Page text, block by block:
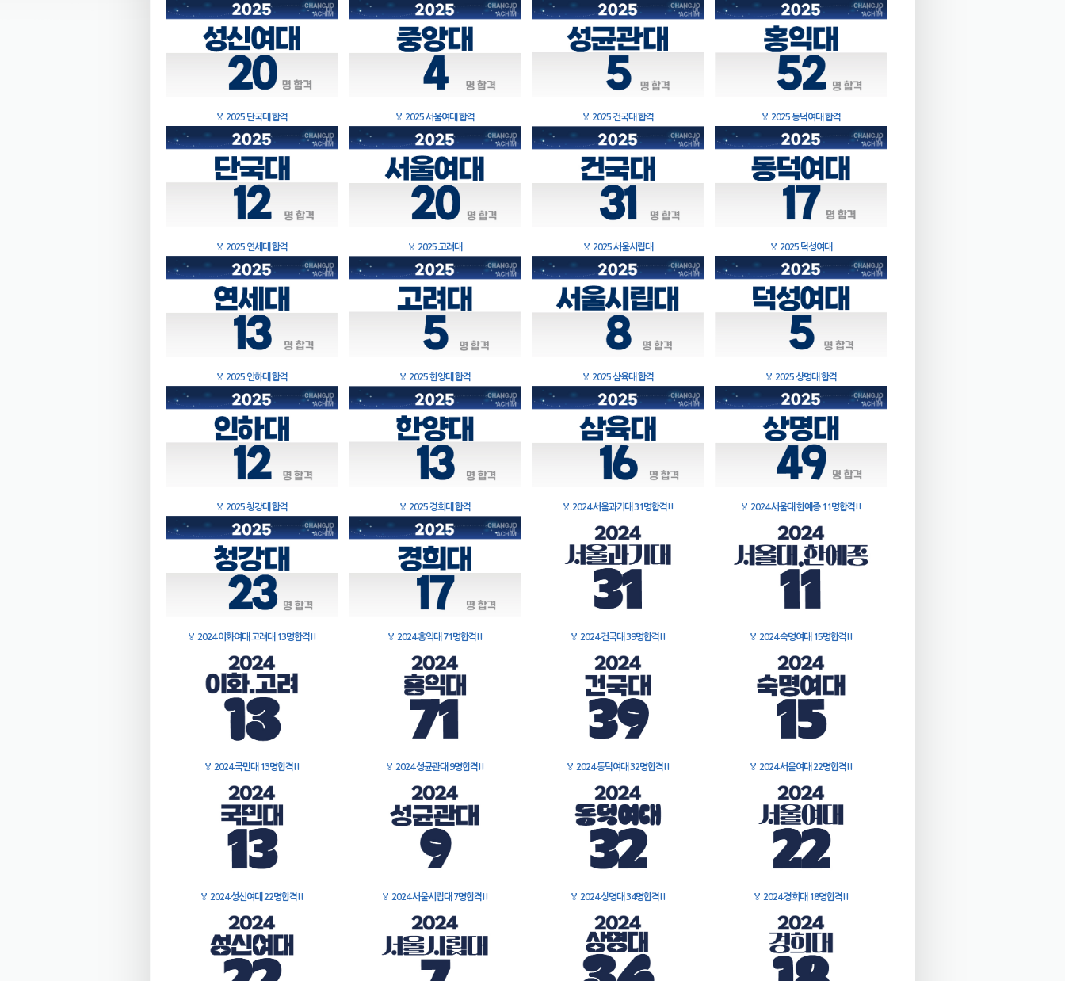
🏅 2025 단국대 합격 🏅 2025 서울여대 합격 🏅 2025 건국대 합격 🏅 2025 동덕여대 합격
🏅 2025 연세대 합격 🏅 2025 고려대 🏅 2025 서울시립대 🏅 2025 덕성여대
🏅 2025 인하대 합격 🏅 2025 한양대 합격 🏅 2025 삼육대 합격 🏅 2025 상명대 합격
🏅 2025 청강대 합격 🏅 2025 경희대 합격 🏅 2024 서울과기대 31명합격!! 🏅 2024 서울대 한예종 11명합격!!
🏅 2024 이화여대 고려대 13명합격!! 🏅 2024 홍익대 71명합격!! 🏅 2024 건국대 39명합격!! 🏅 2024 숙명여대 15명합격!!
🏅 2024 국민대 13명합격!! 🏅 2024 성균관대 9명합격!! 🏅 2024 동덕여대 32명합격!! 🏅 2024 서울여대 22명합격!!
🏅 2024 성신여대 22명합격!! 🏅 2024 서울시립대 7명합격!! 🏅 2024 상명대 34명합격!! 🏅 2024 경희대 18명합격!!